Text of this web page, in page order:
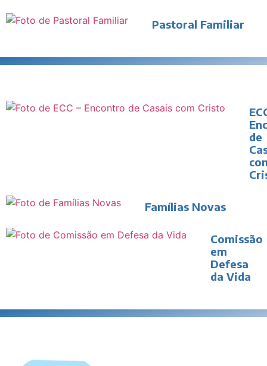
Pastoral Familiar
de
Famílias Novas
Comissão
em
Defesa
da Vida